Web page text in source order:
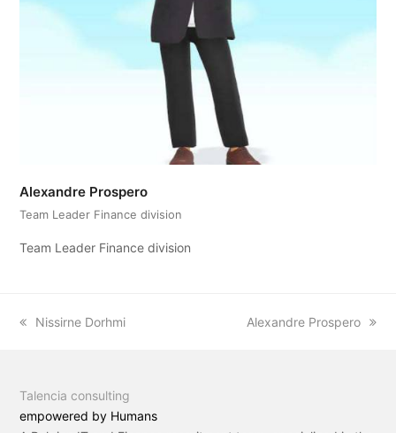
Alexandre Prospero
Team Leader Finance division
Team Leader Finance division
previous
Nissirne Dorhmi
next
Alexandre Prospero
Talencia consulting
empowered by Humans